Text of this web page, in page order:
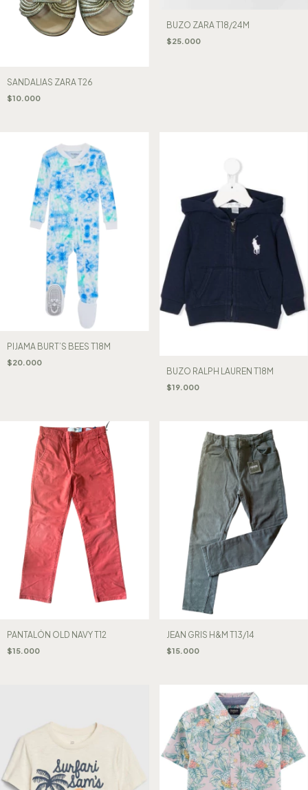
SANDALIAS ZARA T26
$10.000
BUZO ZARA T18/24M
$25.000
PIJAMA BURT’S BEES T18M
$20.000
BUZO RALPH LAUREN T18M
$19.000
PANTALÓN OLD NAVY T12
$15.000
JEAN GRIS H&M T13/14
$15.000